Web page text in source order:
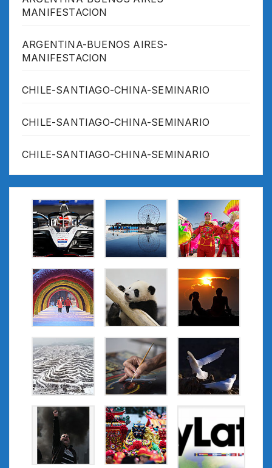
MANIFESTACION
ARGENTINA-BUENOS AIRES-
MANIFESTACION
CHILE-SANTIAGO-CHINA-SEMINARIO
CHILE-SANTIAGO-CHINA-SEMINARIO
CHILE-SANTIAGO-CHINA-SEMINARIO